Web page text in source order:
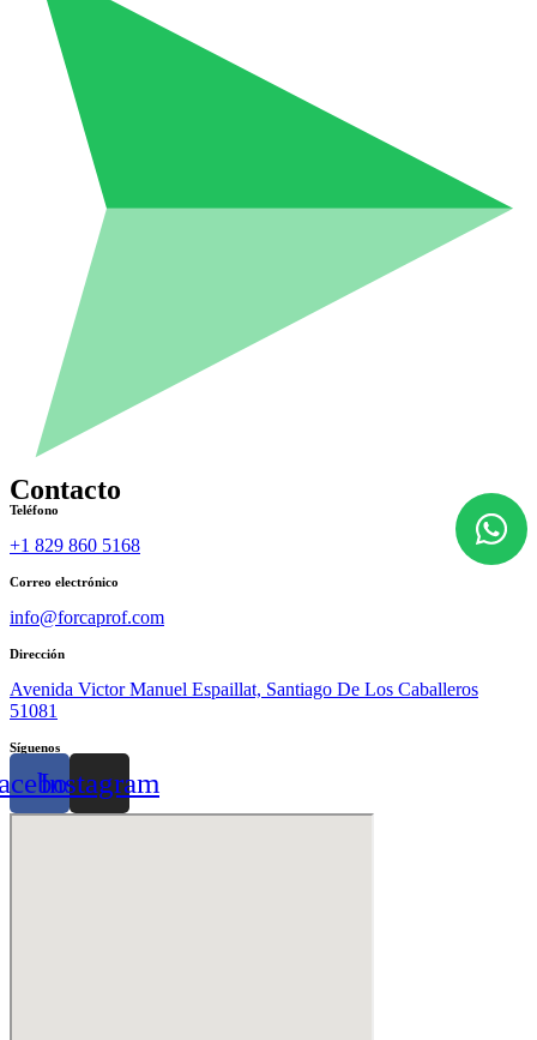
Contacto
Teléfono
+1 829 860 5168
Correo electrónico
info@forcaprof.com
Dirección
Avenida Victor Manuel Espaillat, Santiago De Los Caballeros
51081
Síguenos
Instagram